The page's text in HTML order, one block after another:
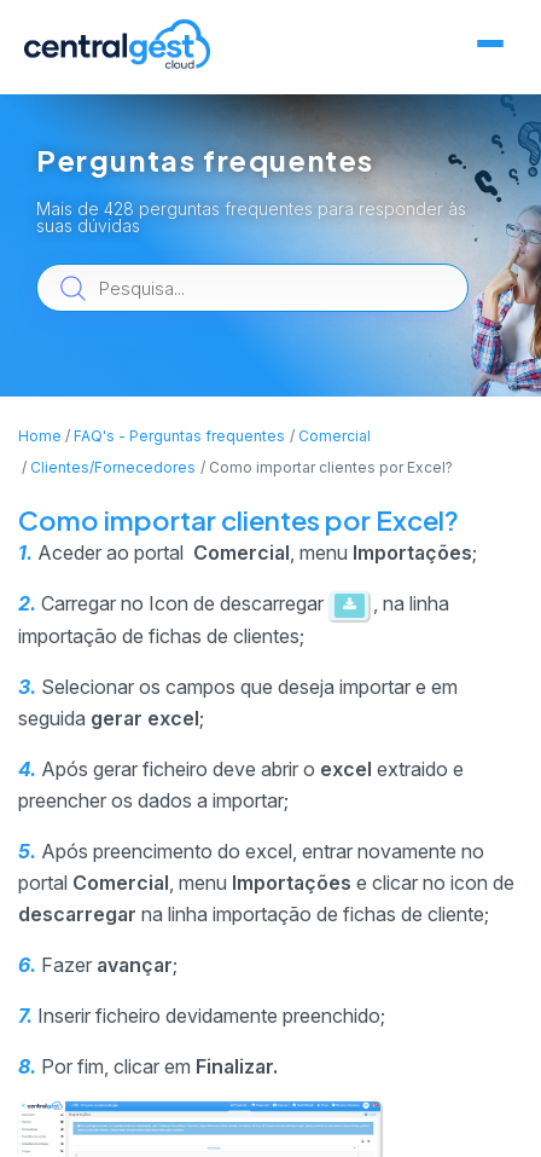
Perguntas frequentes
Mais de 428 perguntas frequentes para responder às
suas dúvidas
Home FAQ's - Perguntas frequentes
Comercial
Clientes/Fornecedores
Como importar clientes por Excel?
Como importar clientes por Excel?
1. Aceder ao portal Comercial, menu Importações;
2. Carregar no Icon de descarregar
, na linha
importação de fichas de clientes;
3. Selecionar os campos que deseja importar e em
seguida gerar excel;
4. Após gerar ficheiro deve abrir o excel extraido e
preencher os dados a importar;
5. Após preencimento do excel, entrar novamente no
portal Comercial , menu Importações e clicar no icon de
descarregar na linha importação de fichas de cliente;
6. Fazer avançar;
7. Inserir ficheiro devidamente preenchido;
8. Por fim, clicar em Finalizar.